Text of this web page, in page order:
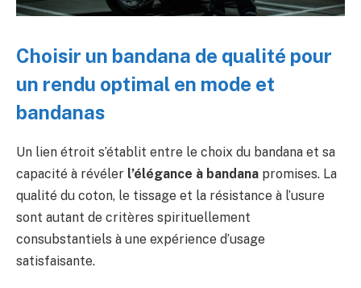
Choisir un bandana de qualité pour
un rendu optimal en mode et
bandanas
Un lien étroit s’établit entre le choix du bandana et sa
capacité à révéler l’élégance à bandana promises. La
qualité du coton, le tissage et la résistance à l’usure
sont autant de critères spirituellement
consubstantiels à une expérience d’usage
satisfaisante.